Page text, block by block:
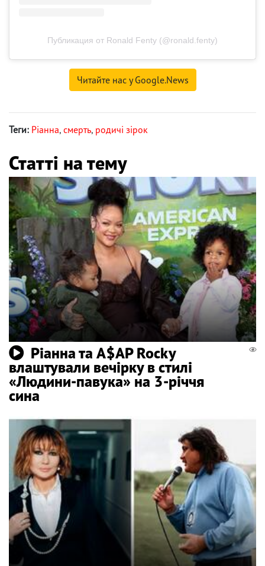
Публикация от Ronald Fenty (@ronald.fenty)
Читайте нас у Google.News
Теги: Ріанна, смерть, родичі зірок
Статті на тему
Ріанна та A$AP Rocky
влаштували вечірку в стилі
«Людини-павука» на 3-річчя
сина